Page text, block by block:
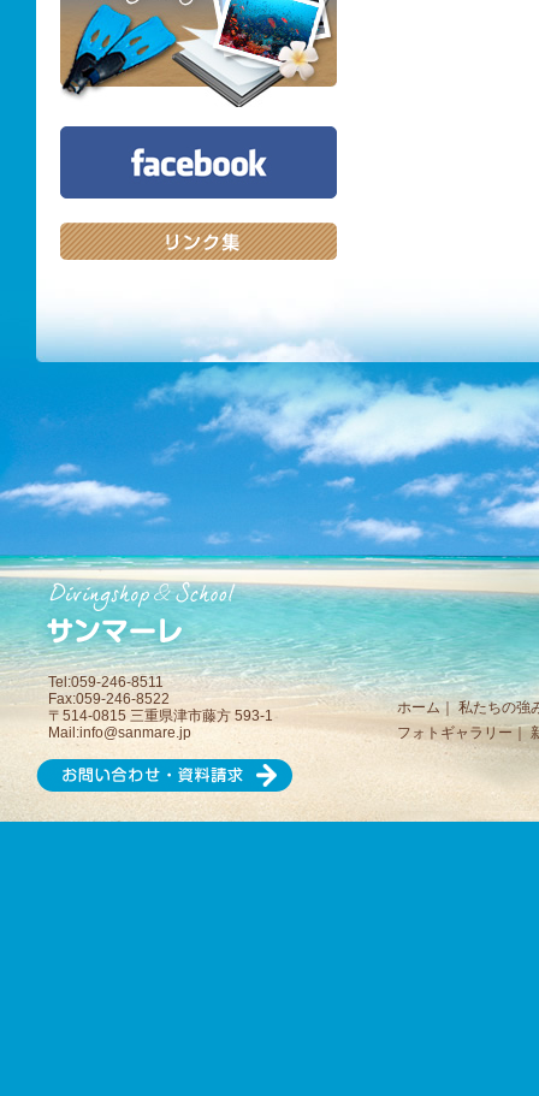
Tel:059-246-8511
Fax:059-246-8522
〒514-0815 三重県津市藤方 593-1
Mail:info@sanmare.jp
ホーム
私たちの強
フォトギャラリー｜